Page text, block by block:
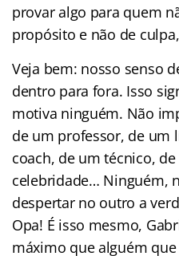
provar algo para quem
propósito e não de
Veja bem: nosso senso
dentro para fora. Isso
motiva ninguém. Não
de um professor, de um
coach, de um técnico,
celebridade… Ninguém,
despertar no outro a
Opa! É isso mesmo,
máximo que alguém